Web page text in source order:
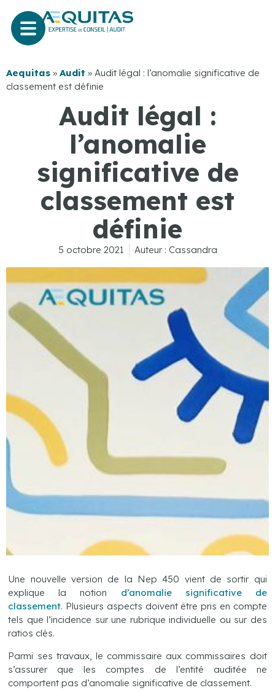
Aequitas » Audit » Audit légal : l’anomalie significative de
classement est définie
Audit légal :
l’anomalie
significative de
classement est
définie
5 octobre 2021 Auteur : Cassandra
Une nouvelle version de la Nep 450 vient de sortir qui
explique la notion d’anomalie significative de
classement. Plusieurs aspects doivent être pris en compte
tels que l’incidence sur une rubrique individuelle ou sur des
ratios clés.
Parmi ses travaux, le commissaire aux commissaires doit
s’assurer que les comptes de l’entité auditée ne
comportent pas d’anomalie significative de classement.